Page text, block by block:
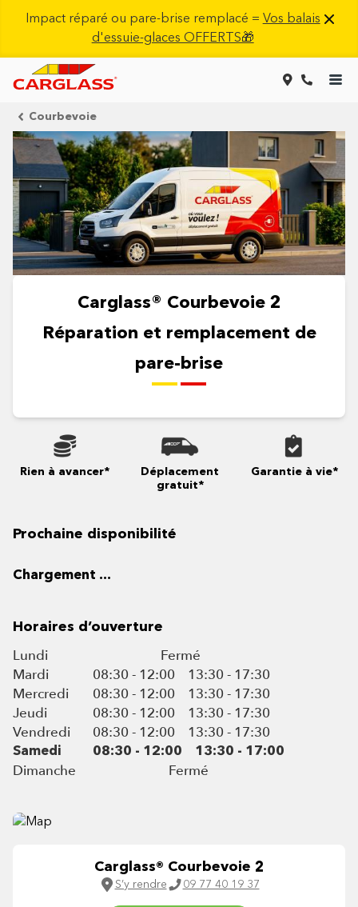
Impact réparé ou pare-brise remplacé = Vos balais
d'essuie-glaces OFFERTS🎁
Courbevoie
Carglass® Courbevoie 2
Réparation et remplacement de
pare-brise
Rien à avancer*
Déplacement
gratuit*
Garantie à vie*
Prochaine disponibilité
Chargement ...
Horaires d’ouverture
Lundi
Fermé
Mardi
08:30 - 12:00
13:30 - 17:30
Mercredi
08:30 - 12:00
13:30 - 17:30
Jeudi
08:30 - 12:00
13:30 - 17:30
Vendredi
08:30 - 12:00 13:30 - 17:30
Samedi 08:30 - 12:00 13:30 - 17:00
Dimanche Fermé
Carglass® Courbevoie 2
S’y rendre 09 77 40 19 37